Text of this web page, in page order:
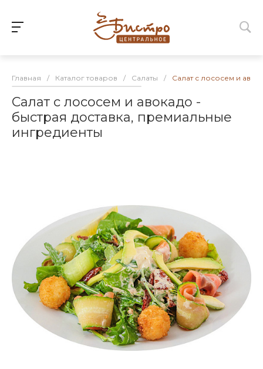
Главная / Каталог товаров / Салаты / Салат с лососем и
Салат с лососем и авокадо -
быстрая доставка, премиальные
ингредиенты